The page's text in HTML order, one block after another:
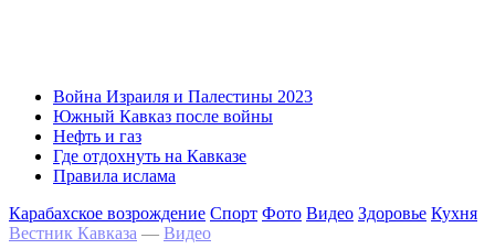
Война Израиля и Палестины 2023
Южный Кавказ после войны
Нефть и газ
Где отдохнуть на Кавказе
Правила ислама
Карабахское возрождение Спорт Фото Видео Здоровье Кухня
Вестник Кавказа — Видео